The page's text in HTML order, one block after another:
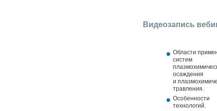
Видеозапись
Области
систем
осаждения
и
травления.
Особенности
технологий.